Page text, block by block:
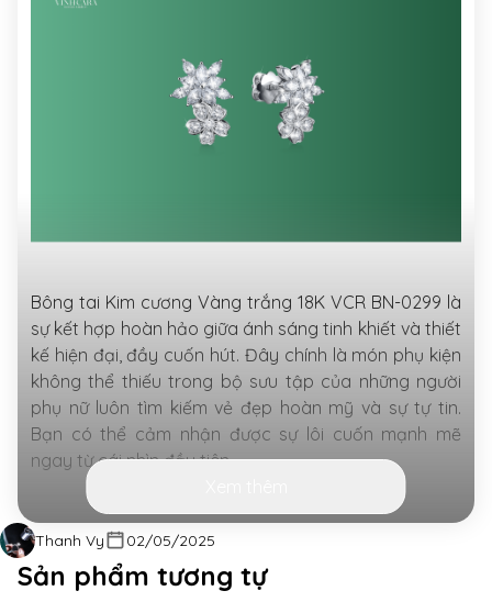
Bông tai Kim cương Vàng trắng 18K VCR BN-0299 là
sự kết hợp hoàn hảo giữa ánh sáng tinh khiết và thiết
kế hiện đại, đầy cuốn hút. Đây chính là món phụ kiện
không thể thiếu trong bộ sưu tập của những người
phụ nữ luôn tìm kiếm vẻ đẹp hoàn mỹ và sự tự tin.
Bạn có thể cảm nhận được sự lôi cuốn mạnh mẽ
ngay từ cái nhìn đầu tiên.
Lấy cảm hứng từ những giọt sương mai tinh khôi,
chiếc bông tai này mang đến cảm giác mềm mại,
Thanh Vy 02/05/2025
Sản phẩm tương tự